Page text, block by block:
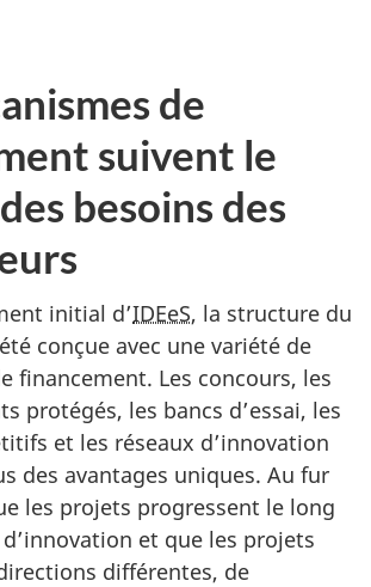
de
suivent le
besoins des
initial d’IDEeS, la structure du
conçue avec une variété de
financement. Les concours, les
protégés, les bancs d’essai, les
et les réseaux d’innovation
des avantages uniques. Au fur
les projets progressent le long
et que les projets
différentes, de